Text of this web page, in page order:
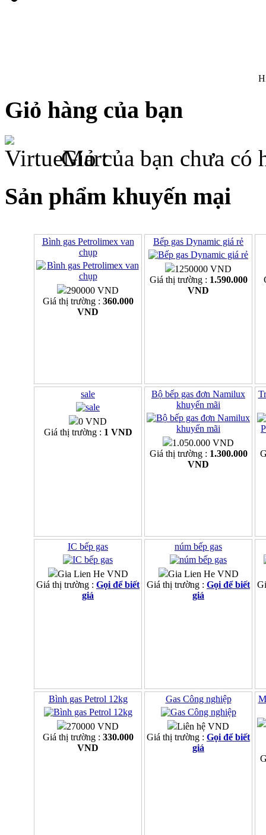
Giỏ hàng của bạn
Giỏ của bạn chưa có
Sản phẩm khuyến mại
Bình gas Petrolimex van
chụp
290000 VND
Giá thị trường : 360.000
VND
Bếp gas Dynamic giá rẻ
1250000 VND
Giá thị trường : 1.590.000
VND
sale
0 VND
Giá thị trường : 1 VND
Bộ bếp gas đơn Namilux
khuyến mãi
1.050.000 VND
Giá thị trường : 1.300.000
VND
IC bếp gas
Gia Lien He VND
Giá thị trường : Gọi để biết
giá
núm bếp gas
Gia Lien He VND
Giá thị trường : Gọi để biết
giá
Bình gas Petrol 12kg
270000 VND
Giá thị trường : 330.000
VND
Gas Công nghiệp
Liên hệ VND
Giá thị trường : Gọi để biết
giá